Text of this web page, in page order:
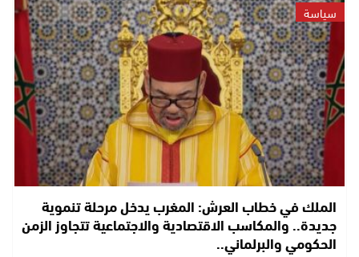
سياسة
الملك في خطاب العرش: المغرب يدخل مرحلة تنموية
جديدة.. والمكاسب الاقتصادية والاجتماعية تتجاوز الزمن
الحكومي والبرلماني..